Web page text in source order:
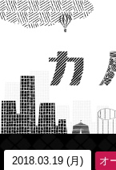
2018.03.19 (月) オ